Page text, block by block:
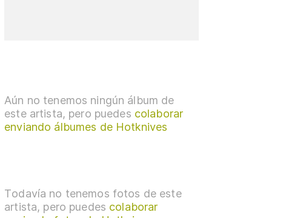
Aún no tenemos ningún álbum de
este artista, pero puedes colaborar
enviando álbumes de Hotknives
Todavía no tenemos fotos de este
artista, pero puedes colaborar